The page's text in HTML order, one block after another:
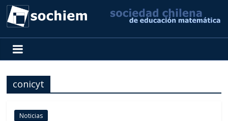
SOCHIEM
Sociedad
Chilena
de
Matemática
conicyt
Noticias